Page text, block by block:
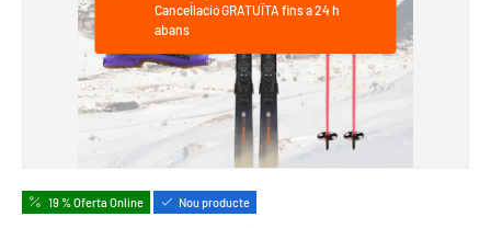
Cancel·lació GRATUÏTA fins a 24 h
abans
19 % Oferta Online Nou producte